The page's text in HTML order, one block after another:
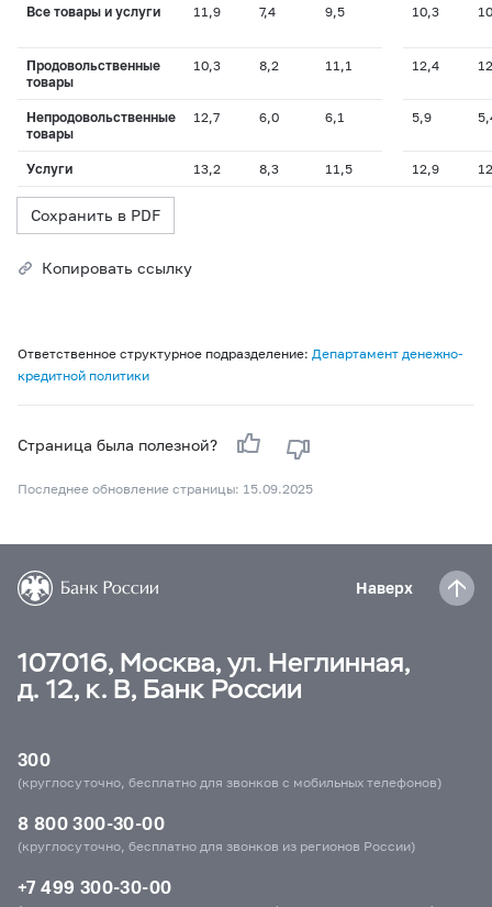
Все товары и услуги 11,9 7,4 9,5 10,3
Продовольственные
товары
10,3 8,2 11,1 12,4
Непродовольственные
товары
12,7 6,0 6,1 5,9
Услуги 13,2 8,3 11,5 12,9
Сохранить в PDF
Копировать ссылку
Ответственное структурное подразделение: Департамент денежно-
кредитной политики
Страница была полезной?
Последнее обновление страницы: 15.09.2025
Наверх
107016, Москва, ул. Неглинная,
д. 12, к. В, Банк России
300
(круглосуточно, бесплатно для звонков с мобильных телефонов)
8 800 300-30-00
(круглосуточно, бесплатно для звонков из регионов России)
+7 499 300-30-00